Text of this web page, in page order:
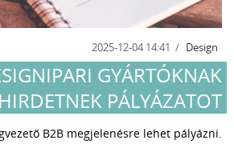
2025-12-04 14:41 Design
GYÁRTÓKNAK
HIRDETNEK PÁLYÁZATOT
B2B megjelenésre lehet pályázni.